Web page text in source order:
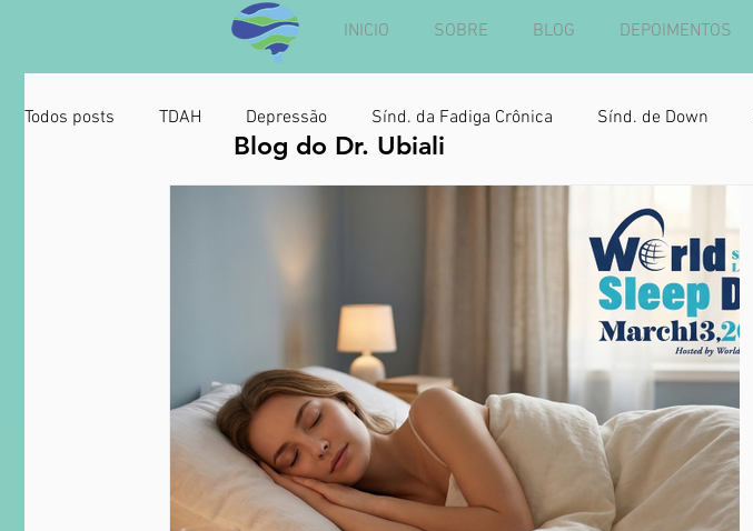
INICIO SOBRE BLOG DEPOIMENTOS
Todos posts TDAH Depressão Sínd. da Fadiga Crônica Sínd. de Down
Blog do Dr. Ubiali